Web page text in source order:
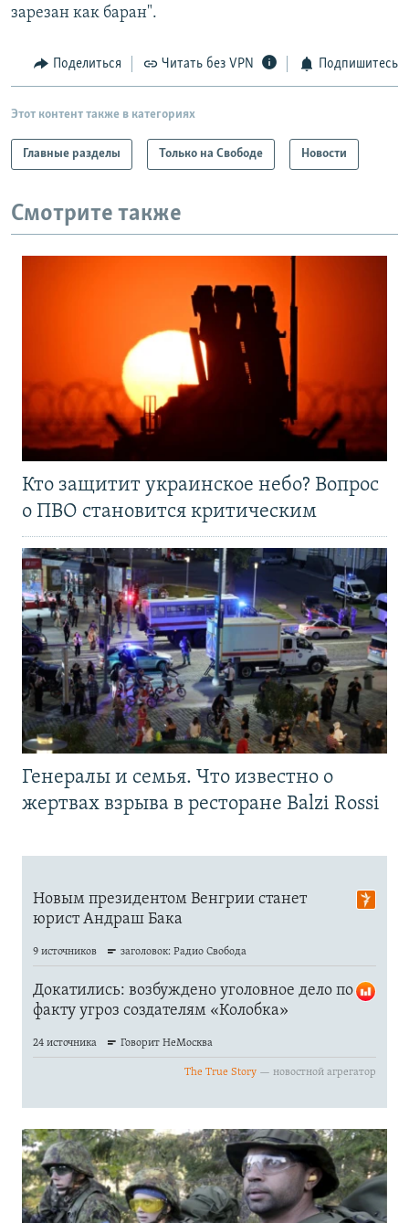
зарезан как баран".
Поделиться Читать без VPN Подпишитесь
Этот контент также в категориях
Главные разделы Только на Свободе Новости
Смотрите также
Кто защитит украинское небо? Вопрос
о ПВО становится критическим
Генералы и семья. Что известно о
жертвах взрыва в ресторане Balzi Rossi